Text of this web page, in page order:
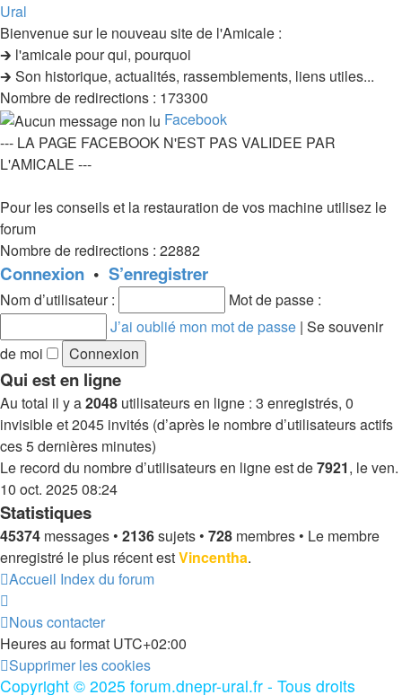
Ural
Bienvenue sur le nouveau site de l'Amicale :
🡲 l'amicale pour qui, pourquoi
🡲 Son historique, actualités, rassemblements, liens utiles...
Nombre de redirections : 173300
Facebook
--- LA PAGE FACEBOOK N'EST PAS VALIDEE PAR
L'AMICALE ---
Pour les conseils et la restauration de vos machine utilisez le
forum
Nombre de redirections : 22882
Connexion • S’enregistrer
Nom d’utilisateur :
Mot de passe :
J’ai oublié mon mot de passe | Se souvenir
de moi
Qui est en ligne
Au total il y a2048 utilisateurs en ligne : 3 enregistrés, 0
invisible et 2045 invités (d’après le nombre d’utilisateurs actifs
ces 5 dernières minutes)
Le record du nombre d’utilisateurs en ligne est de7921, le ven.
10 oct. 2025 08:24
Statistiques
45374 messages • 2136sujets • 728 membres • Le membre
enregistré le plus récent estVincentha.
Accueil Index du forum
Nous contacter
Heures au format UTC+02:00
Supprimer les cookies
Copyright © 2025 forum.dnepr-ural.fr - Tous droits